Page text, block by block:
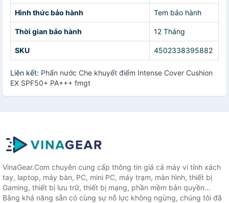
Hình thức bảo hành Tem bảo hành
Thời gian bảo hành 12 Tháng
SKU 4502338395882
Liên kết: Phấn nước Che khuyết điểm Intense Cover Cushion
EX SPF50+ PA+++ fmgt
VinaGear.Com chuyên cung cấp thông tin giá cả máy vi tính xách
tay, laptop, máy bàn, PC, mini PC, máy trạm, màn hình, thiết bị
Gaming, thiết bị lưu trữ, thiết bị mạng, phần mềm bản quyền...
Bằng khả năng sẵn có cùng sự nỗ lực không ngừng, chúng tôi đã